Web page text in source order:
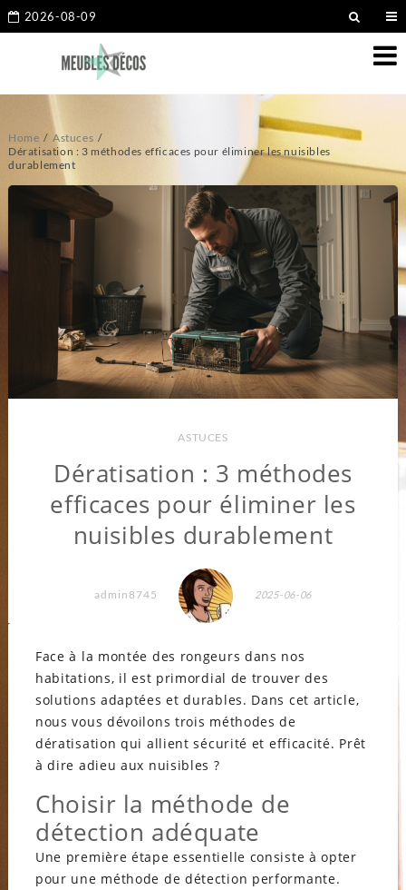
2026-08-09
Home
Astuces
Dératisation : 3 méthodes efficaces pour éliminer les nuisibles
durablement
ASTUCES
Dératisation : 3 méthodes
efficaces pour éliminer les
nuisibles durablement
admin8745 2025-06-06
Face à la montée des rongeurs dans nos
habitations, il est primordial de trouver des
solutions adaptées et durables. Dans cet article,
nous vous dévoilons trois méthodes de
dératisation qui allient sécurité et efficacité. Prêt
à dire adieu aux nuisibles ?
Choisir la méthode de
détection adéquate
Une première étape essentielle consiste à opter
pour une méthode de détection performante.